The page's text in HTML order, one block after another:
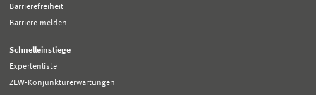
Barrierefreiheit
Barriere melden
Schnelleinstiege
Expertenliste
ZEW-Konjunkturerwartungen